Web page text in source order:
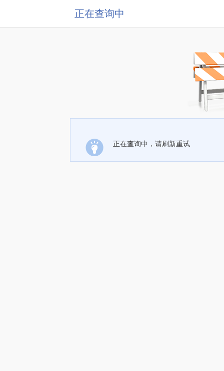
正在查询中
正在查询中，请刷新重试